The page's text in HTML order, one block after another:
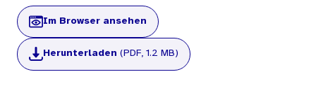
Im Browser ansehen
Herunterladen (PDF, 1.2 MB)